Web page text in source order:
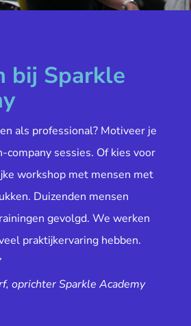
bij Sparkle
als professional? Motiveer je
company sessies. Of kies voor
workshop met mensen met
Duizenden mensen
gevolgd. We werken
praktijkervaring hebben.
oprichter Sparkle Academy